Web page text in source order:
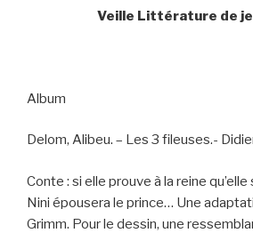
Veille Littérature de
Album
Delom, Alibeu. – Les 3 fileuses.-
Conte : si elle prouve à la reine
Nini épousera le prince… Une
Grimm. Pour le dessin, une